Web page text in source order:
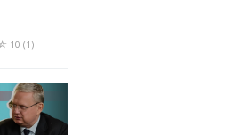
10 (1)